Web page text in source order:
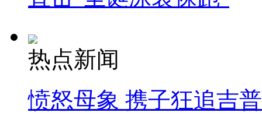
热点新闻
愤怒母象 携子狂追吉